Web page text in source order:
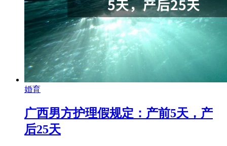
婚育
广西男方护理假规定：产前5天，产
后25天